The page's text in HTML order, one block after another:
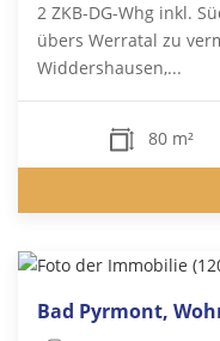
2 ZKB-DG-Whg inkl.
übers Werratal zu
Widdershausen,...
80 m²
Bad Pyrmont,